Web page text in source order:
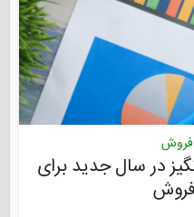
فروش
در سال جدید برای